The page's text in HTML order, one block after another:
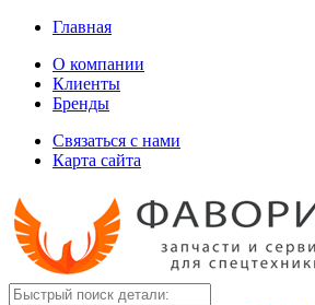
Главная
О компании
Клиенты
Бренды
Связаться с нами
Карта сайта